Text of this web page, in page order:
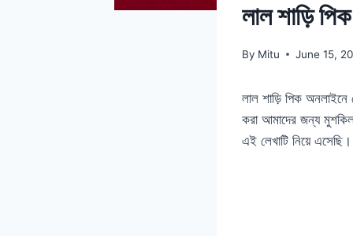
লাল শাড়ি
By Mitu June 15,
লাল শাড়ি পিক
করা আমাদের জন্য
এই লেখাটি নিয়ে এসেছি।